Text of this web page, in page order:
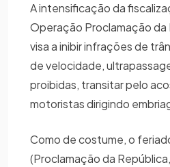
A intensificação da
Operação Proclamação da
visa a inibir infrações de
de velocidade,
proibidas, transitar pelo
motoristas dirigindo
Como de costume, o
(Proclamação da